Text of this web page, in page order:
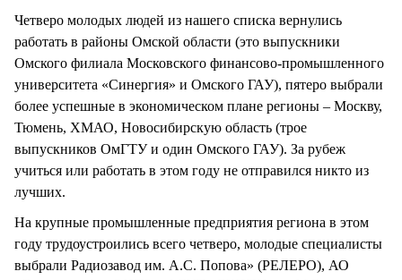
Четверо молодых людей из нашего списка вернулись
работать в районы Омской области (это выпускники
Омского филиала Московского финансово-промышленного
университета «Синергия» и Омского ГАУ), пятеро выбрали
более успешные в экономическом плане регионы – Москву,
Тюмень, ХМАО, Новосибирскую область (трое
выпускников ОмГТУ и один Омского ГАУ). За рубеж
учиться или работать в этом году не отправился никто из
лучших.
На крупные промышленные предприятия региона в этом
году трудоустроились всего четверо, молодые специалисты
выбрали Радиозавод им. А.С. Попова» (РЕЛЕРО), АО